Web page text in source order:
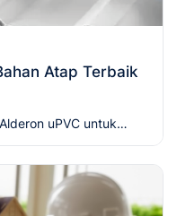
Atap Terbaik
uPVC untuk
Anda. Kuat, tahan
Dapatkan harga